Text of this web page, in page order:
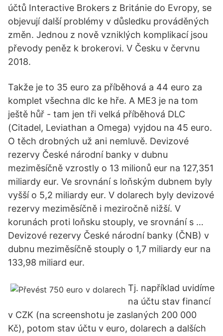
účtů Interactive Brokers z Británie do Evropy, se
objevují další problémy v důsledku prováděných
změn. Jednou z nově vzniklých komplikací jsou
převody peněz k brokerovi. V Česku v červnu
2018.
Takže je to 35 euro za příběhová a 44 euro za
komplet všechna dlc ke hře. A ME3 je na tom
ještě hůř - tam jen tři velká příběhová DLC
(Citadel, Leviathan a Omega) vyjdou na 45 euro.
O těch drobných už ani nemluvě. Devizové
rezervy České národní banky v dubnu
meziměsíčně vzrostly o 13 milionů eur na 127,351
miliardy eur. Ve srovnání s loňským dubnem byly
vyšší o 5,2 miliardy eur. V dolarech byly devizové
rezervy meziměsíčně i meziročně nižší. V
korunách proti loňsku stouply, ve srovnání s …
Devizové rezervy České národní banky (ČNB) v
dubnu meziměsíčně stouply o 1,7 miliardy eur na
133,98 miliard eur.
Tj. například uvidíme
na účtu stav financí
v CZK (na screenshotu je zaslaných 200 000
Kč), potom stav účtu v euro, dolarech a dalších